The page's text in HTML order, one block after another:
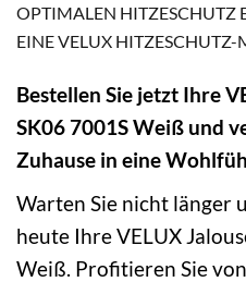
OPTIMALEN HITZESCHUTZ
EINE VELUX HITZESCHUTZ-
Bestellen Sie jetzt Ihre
SK06 7001S Weiß und
Zuhause in eine
Warten Sie nicht länger
heute Ihre VELUX
Weiß. Profitieren Sie